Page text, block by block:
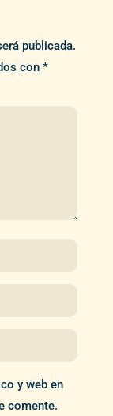
publicada.
con *
y web en
comente.